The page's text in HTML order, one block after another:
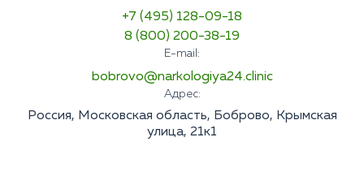
+7 (495) 128-09-18
8 (800) 200-38-19
E-mail:
bobrovo@narkologiya24.clinic
Адрес:
Россия, Московская область, Боброво, Крымская
улица, 21к1